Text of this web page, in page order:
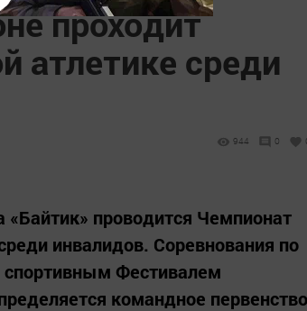
проходит
атлетике среди
944 0
«Байтик» проводится Чемпионат
инвалидов. Соревнования по
спортивным Фестивалем
командное первенство